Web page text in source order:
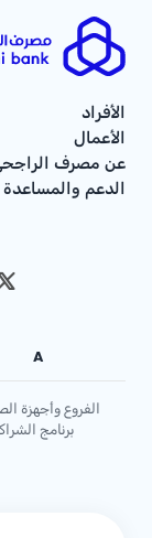
الأفراد
الأعمال
عن مصرف
الدعم والمساعدة
A
الفروع وأجهزة
برنامج